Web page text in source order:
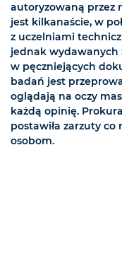
autoryzowaną przez
jest kilkanaście, w
z uczelniami
jednak wydawanych
w pęczniejących
badań jest
oglądają na oczy
każdą opinię.
postawiła zarzuty
osobom.